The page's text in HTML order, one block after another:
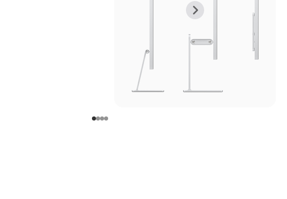
上
张
下
张